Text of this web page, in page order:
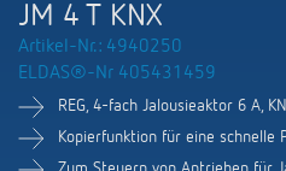
Smart Metering
Referenzen
Nachhaltigkeit
Karriere bei
Verbände und
Vertrieb Weltweit
JM 4 T KNX
Artikel-Nr.: 4940250
ELDAS®-Nr 405431459
REG, 4-fach Jalousieaktor 6 A,
Kopierfunktion für eine schnelle